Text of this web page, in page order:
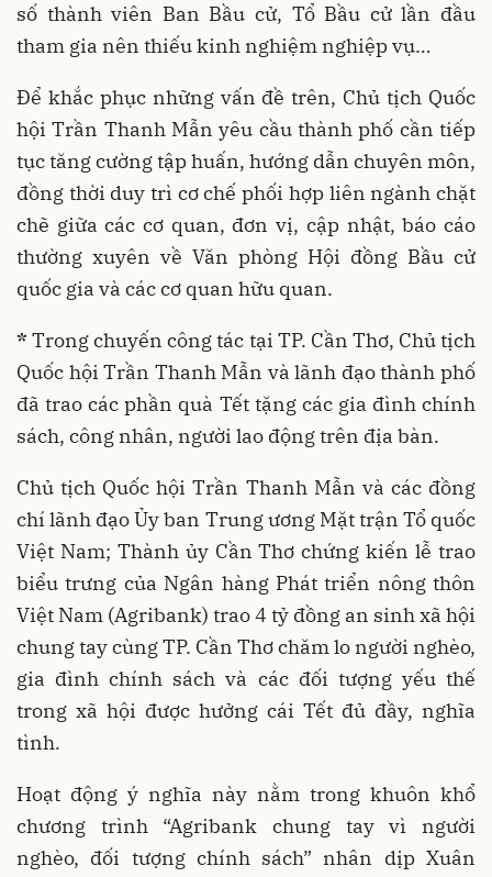
số thành viên Ban Bầu cử, Tổ Bầu cử lần đầu
tham gia nên thiếu kinh nghiệm nghiệp vụ…
Để khắc phục những vấn đề trên, Chủ tịch Quốc
hội Trần Thanh Mẫn yêu cầu thành phố cần tiếp
tục tăng cường tập huấn, hướng dẫn chuyên môn,
đồng thời duy trì cơ chế phối hợp liên ngành chặt
chẽ giữa các cơ quan, đơn vị, cập nhật, báo cáo
thường xuyên về Văn phòng Hội đồng Bầu cử
quốc gia và các cơ quan hữu quan.
* Trong chuyến công tác tại TP. Cần Thơ, Chủ tịch
Quốc hội Trần Thanh Mẫn và lãnh đạo thành phố
đã trao các phần quà Tết tặng các gia đình chính
sách, công nhân, người lao động trên địa bàn.
Chủ tịch Quốc hội Trần Thanh Mẫn và các đồng
chí lãnh đạo Ủy ban Trung ương Mặt trận Tổ quốc
Việt Nam; Thành ủy Cần Thơ chứng kiến lễ trao
biểu trưng của Ngân hàng Phát triển nông thôn
Việt Nam (Agribank) trao 4 tỷ đồng an sinh xã hội
chung tay cùng TP. Cần Thơ chăm lo người nghèo,
gia đình chính sách và các đối tượng yếu thế
trong xã hội được hưởng cái Tết đủ đầy, nghĩa
tình.
Hoạt động ý nghĩa này nằm trong khuôn khổ
chương trình “Agribank chung tay vì người
nghèo, đối tượng chính sách” nhân dịp Xuân